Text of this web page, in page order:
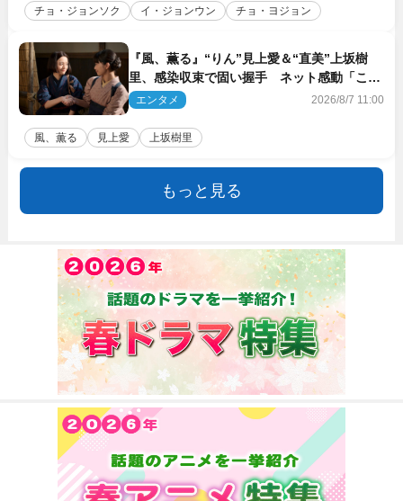
チョ・ジョンソク イ・ジョンウン チョ・ヨジョン
『風、薫る』“りん”見上愛＆“直美”上坂樹
里、感染収束で固い握手 ネット感動「この
バディは最強」「アツい」
エンタメ 2026/8/7 11:00
風、薫る 見上愛 上坂樹里
もっと見る